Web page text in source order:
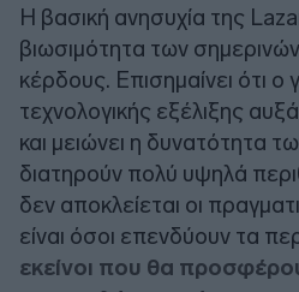
Η βασική ανησυχία της
βιωσιμότητα των
κέρδους. Επισημαίνει ότι
τεχνολογικής εξέλιξης
και μειώνει η δυνατότητα
διατηρούν πολύ υψηλά
δεν αποκλείεται οι
είναι όσοι επενδύουν τα
εκείνοι που θα